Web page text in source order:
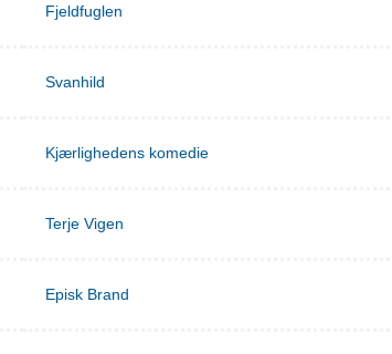
Fjeldfuglen
Svanhild
Kjærlighedens komedie
Terje Vigen
Episk Brand